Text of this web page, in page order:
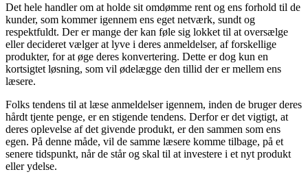
Det hele handler om at holde sit omdømme rent og ens forhold til de
kunder, som kommer igennem ens eget netværk, sundt og
respektfuldt. Der er mange der kan føle sig lokket til at oversælge
eller decideret vælger at lyve i deres anmeldelser, af forskellige
produkter, for at øge deres konvertering. Dette er dog kun en
kortsigtet løsning, som vil ødelægge den tillid der er mellem ens
læsere.
Folks tendens til at læse anmeldelser igennem, inden de bruger deres
hårdt tjente penge, er en stigende tendens. Derfor er det vigtigt, at
deres oplevelse af det givende produkt, er den sammen som ens
egen. På denne måde, vil de samme læsere komme tilbage, på et
senere tidspunkt, når de står og skal til at investere i et nyt produkt
eller ydelse.